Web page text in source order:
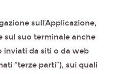
sull’Applicazione,
sul suo terminale anche
inviati da siti o da web
“terze parti”), sui quali